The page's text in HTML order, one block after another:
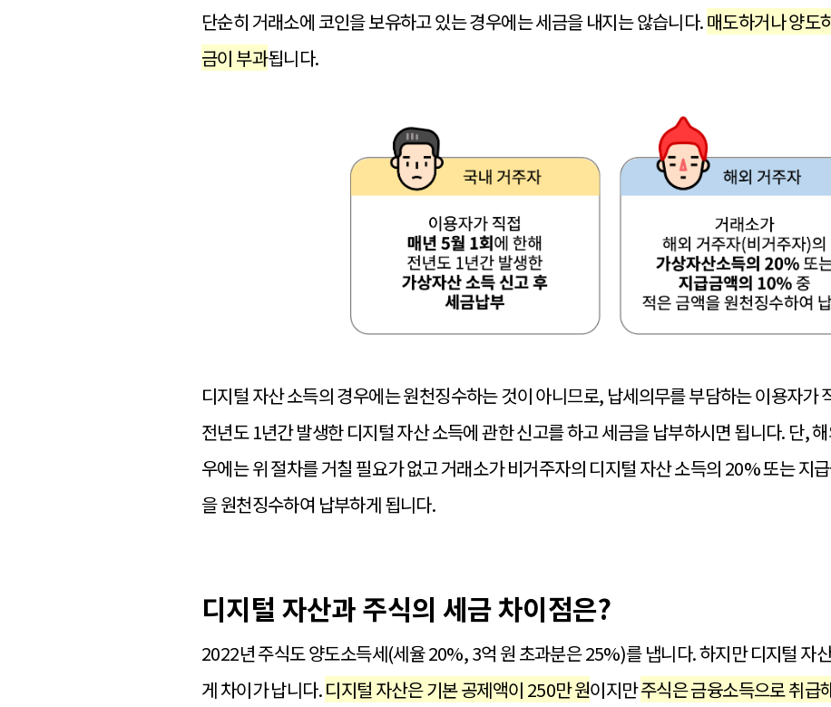
단순히 거래소에 코인을 보유하고 있는 경우에는 세금을 내지는 않습니다.매도하거나 양도
금이 부과됩니다.
디지털 자산 소득의 경우에는 원천징수하는 것이 아니므로, 납세의무를 부담하는 이용자가
전년도 1년간 발생한디지털 자산소득에 관한 신고를 하고 세금을 납부하시면 됩니다. 단,
우에는 위 절차를 거칠 필요가 없고 거래소가 비거주자의 디지털 자산소득의 20% 또는 지
을 원천징수하여 납부하게 됩니다.
디지털 자산과 주식의 세금 차이점은?
2022년 주식도 양도소득세(세율 20%, 3억 원 초과분은 25%)를 냅니다. 하지만 디지털 자
게 차이가 납니다.디지털 자산은 기본 공제액이 250만 원이지만주식은 금융소득으로 취급